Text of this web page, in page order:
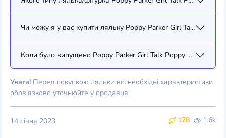
Чи можу я у вас купити ляльку Poppy Parker Girl Talk Poppy
Коли було випущено Poppy Parker Girl Talk Poppy Parker
Увага! Перед покупкою ляльки всі необхідні характеристики
обов'язково уточнюйте у продавця!
178 1.6k
14 січня 2023